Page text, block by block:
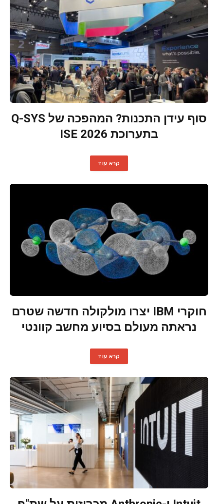
סוף עידן התכנות? המהפכה של Q-SYS
בתערוכת ISE 2026
קרא עוד
חוקרי IBM יצרו מולקולה חדשה שטרם
נראתה מעולם בסיוע מחשב קוונטי
קרא עוד